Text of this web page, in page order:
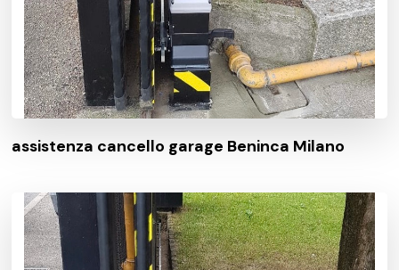
assistenza cancello garage Beninca Milano